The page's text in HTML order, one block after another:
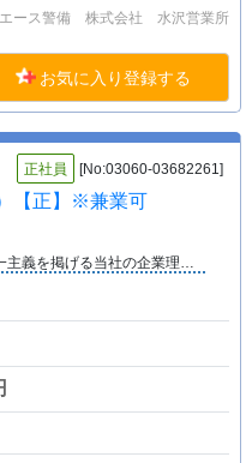
ース警備 株式会社 水沢営業所
お気に入り登録する
正社員 [No:03060-03682261]
【正】※兼業可